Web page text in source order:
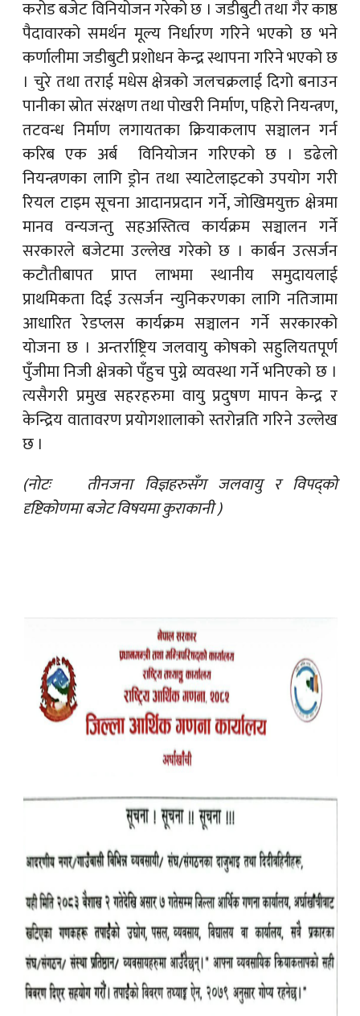
करोड बजेट विनियोजन गरेको छ । जडीबुटी तथा गैर काष्ठ
पैदावारको समर्थन मूल्य निर्धारण गरिने भएको छ भने
कर्णालीमा जडीबुटी प्रशोधन केन्द्र स्थापना गरिने भएको छ
। चुरे तथा तराई मधेस क्षेत्रको जलचक्रलाई दिगो बनाउन
पानीका स्रोत संरक्षण तथा पोखरी निर्माण, पहिरो नियन्त्रण,
तटवन्ध निर्माण लगायतका क्रियाकलाप सञ्चालन गर्न
करिब एक अर्ब विनियोजन गरिएको छ । डढेलो
नियन्त्रणका लागि ड्रोन तथा स्याटेलाइटको उपयोग गरी
रियल टाइम सूचना आदानप्रदान गर्ने, जोखिमयुक्त क्षेत्रमा
मानव वन्यजन्तु सहअस्तित्व कार्यक्रम सञ्चालन गर्ने
सरकारले बजेटमा उल्लेख गरेको छ । कार्बन उत्सर्जन
कटौतीबापत प्राप्त लाभमा स्थानीय समुदायलाई
प्राथमिकता दिई उत्सर्जन न्युनिकरणका लागि नतिजामा
आधारित रेडप्लस कार्यक्रम सञ्चालन गर्ने सरकारको
योजना छ । अन्तर्राष्ट्रिय जलवायु कोषको सहुलियतपूर्ण
पुँजीमा निजी क्षेत्रको पँहुच पुग्ने व्यवस्था गर्ने भनिएको छ ।
त्यसैगरी प्रमुख सहरहरुमा वायु प्रदुषण मापन केन्द्र र
केन्द्रिय वातावरण प्रयोगशालाको स्तरोन्नति गरिने उल्लेख
छ ।
(नोटः तीनजना विज्ञहरुसँग जलवायु र विपद्को
दृष्टिकोणमा बजेट विषयमा कुराकानी )